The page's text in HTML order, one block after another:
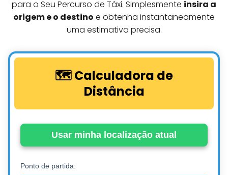
para o Seu Percurso de Táxi. Simplesmente insira a
origem e o destino e obtenha instantaneamente
uma estimativa precisa.
🗺️ Calculadora de
Distância
Usar minha localização atual
Ponto de partida: